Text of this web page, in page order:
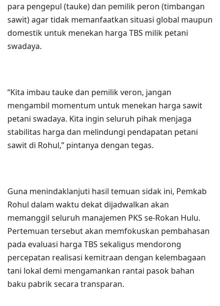
para pengepul (tauke) dan pemilik peron (timbangan
sawit) agar tidak memanfaatkan situasi global maupun
domestik untuk menekan harga TBS milik petani
swadaya.
“Kita imbau tauke dan pemilik veron, jangan
mengambil momentum untuk menekan harga sawit
petani swadaya. Kita ingin seluruh pihak menjaga
stabilitas harga dan melindungi pendapatan petani
sawit di Rohul,” pintanya dengan tegas.
Guna menindaklanjuti hasil temuan sidak ini, Pemkab
Rohul dalam waktu dekat dijadwalkan akan
memanggil seluruh manajemen PKS se-Rokan Hulu.
Pertemuan tersebut akan memfokuskan pembahasan
pada evaluasi harga TBS sekaligus mendorong
percepatan realisasi kemitraan dengan kelembagaan
tani lokal demi mengamankan rantai pasok bahan
baku pabrik secara transparan.